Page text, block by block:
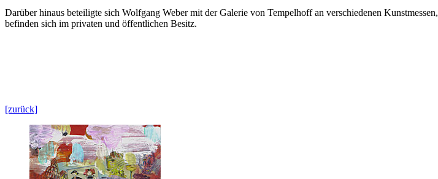
Darüber hinaus beteiligte sich Wolfgang Weber mit der Galerie von Tempelhoff an verschiedenen
befinden sich im privaten und öffentlichen Besitz.
[zurück]